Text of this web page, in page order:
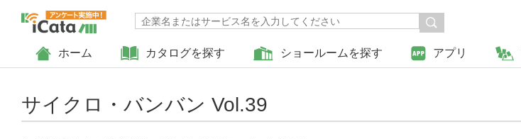
ホーム カタログを探す ショールームを探す アプリ
サイクロ・バンバン Vol.39